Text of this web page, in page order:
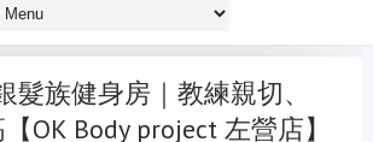
髮族健身房｜教練親切、
OK Body project 左營店】